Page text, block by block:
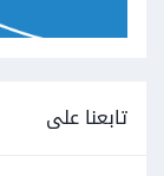
تابعنا على